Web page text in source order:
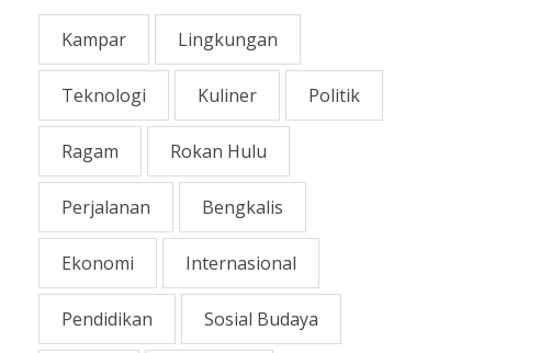
Kampar Lingkungan
Teknologi Kuliner Politik
Ragam Rokan Hulu
Perjalanan Bengkalis
Ekonomi Internasional
Pendidikan Sosial Budaya